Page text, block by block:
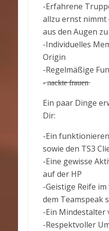
-Erfahrene
allzu ernst nimmt
aus den Augen
-Individuelles
Origin
-Regelmäßige
-̶ n̶̶a̶̶c̶̶k̶̶t̶̶e̶̶ ̶̶f̶̶r̶̶a̶̶u̶̶e̶̶n̶
Ein paar Dinge
Dir:
-Ein
sowie den TS3
-Eine gewisse
auf der HP
-Geistige Reife
dem Teamspeak
-Ein Mindestalter
-Respektvoller